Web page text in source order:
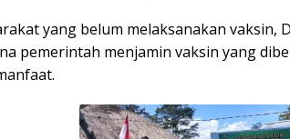
yang belum melaksanakan vaksin,
pemerintah menjamin vaksin yang